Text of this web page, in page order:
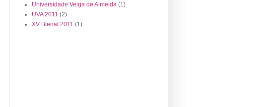
Universidade Veiga de Almeida (1)
UVA 2011 (2)
XV Bienal 2011 (1)